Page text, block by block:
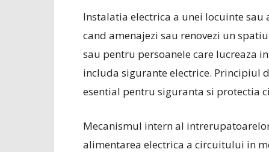
Instalatia electrica a unei locuinte
cand amenajezi sau renovezi un
sau pentru persoanele care lucreaza
includa sigurante electrice. Principiul
esential pentru siguranta si protectia
Mecanismul intern al
alimentarea electrica a circuitului in